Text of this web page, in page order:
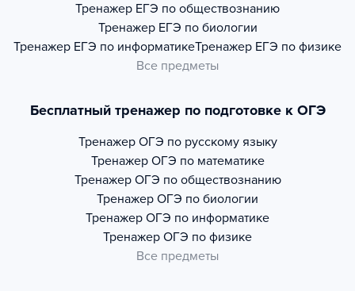
Тренажер ЕГЭ по обществознанию
Тренажер ЕГЭ по биологии
Тренажер ЕГЭ по информатикеТренажер ЕГЭ по физике
Все предметы
Бесплатный тренажер по подготовке к ОГЭ
Тренажер ОГЭ по русскому языку
Тренажер ОГЭ по математике
Тренажер ОГЭ по обществознанию
Тренажер ОГЭ по биологии
Тренажер ОГЭ по информатике
Тренажер ОГЭ по физике
Все предметы